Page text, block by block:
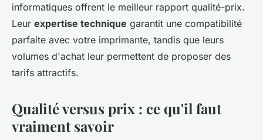
informatiques offrent le meilleur rapport qualité-prix.
Leur expertise technique garantit une compatibilité
parfaite avec votre imprimante, tandis que leurs
volumes d'achat leur permettent de proposer des
tarifs attractifs.
Qualité versus prix : ce qu'il faut
vraiment savoir